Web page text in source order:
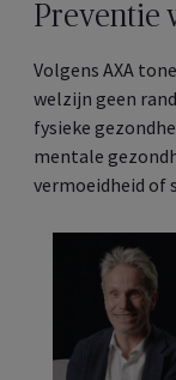
Preventie
Volgens AXA
welzijn geen
fysieke
mentale
vermoeidheid of